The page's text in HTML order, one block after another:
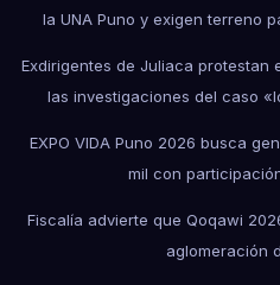
la UNA Puno y exigen terreno
Exdirigentes de Juliaca protestan
las investigaciones del caso
EXPO VIDA Puno 2026 busca
mil con
Fiscalía advierte que Qoqawi
aglomeración